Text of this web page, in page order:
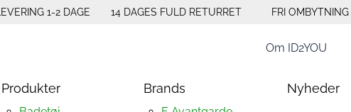
LEVERING 1-2 DAGE 14 DAGES FULD RETURRET FRI OMBYTNING
Produkter Brands Nyheder
Om ID2YOU